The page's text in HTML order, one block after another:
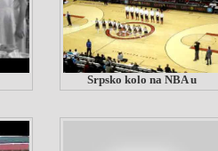
Srpsko kolo na NBA u